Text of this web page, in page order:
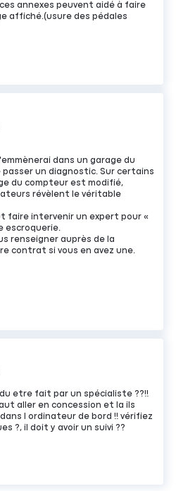
annexes peuvent aidé à faire
affiché.(usure des pédales
dans un garage du
un diagnostic. Sur certains
du compteur est modifié,
révèlent le véritable
faire intervenir un expert pour «
escroquerie.
renseigner auprès de la
contrat si vous en avez une.
etre fait par un spécialiste ??!!
aller en concession et la ils
l ordinateur de bord !! vérifiez
?, il doit y avoir un suivi ??